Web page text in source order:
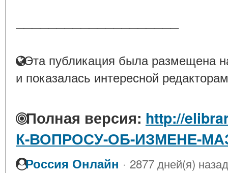
Эта публикация была размещена
и показалась интересной
Полная версия: http://
К-ВОПРОСУ-ОБ-ИЗМЕНЕ-
Россия Онлайн · 2877 дней(я) назад